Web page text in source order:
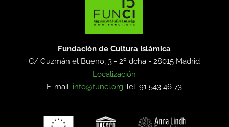
Fundación de Cultura Islámica
C/ Guzmán el Bueno, 3 - 2º dcha -28015 Madrid
Localización
E-mail: info@funci.org Tel: 91 543 46 73